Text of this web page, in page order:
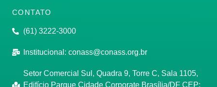
CONTATO
(61) 3222-3000
Institucional: conass@conass.org.br
Setor Comercial Sul, Quadra 9, Torre C, Sala 1105,
Edifício Parque Cidade Corporate Brasília/DF CEP: